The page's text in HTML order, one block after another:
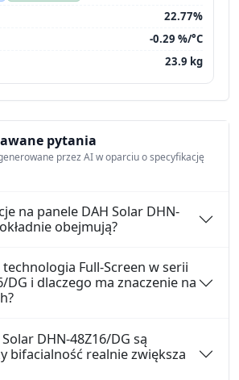
22.77%
-0.29 %/°C
23.9 kg
pytania
przez AI w oparciu o specyfikację
na panele DAH Solar DHN-
obejmują?
Full-Screen w serii
DG i dlaczego ma znaczenie na
DHN-48Z16/DG są
bifacialność realnie zwiększa